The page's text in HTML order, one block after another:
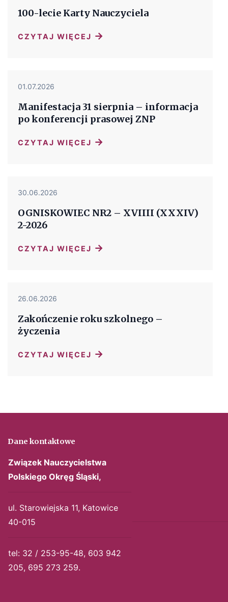
100-lecie Karty Nauczyciela
CZYTAJ WIĘCEJ →
01.07.2026
Manifestacja 31 sierpnia – informacja
po konferencji prasowej ZNP
CZYTAJ WIĘCEJ →
30.06.2026
OGNISKOWIEC NR2 – XVIIII (XXXIV)
2-2026
CZYTAJ WIĘCEJ →
26.06.2026
Zakończenie roku szkolnego –
życzenia
CZYTAJ WIĘCEJ →
Dane kontaktowe
Związek Nauczycielstwa
Polskiego Okręg Śląski,
ul. Starowiejska 11, Katowice
40-015
tel: 32 / 253-95-48, 603 942
205, 695 273 259.